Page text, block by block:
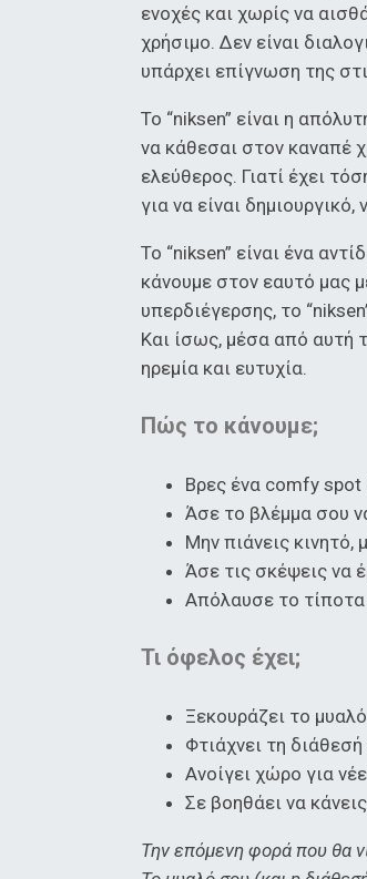
ενοχές και χωρίς να
χρήσιμο. Δεν είναι
υπάρχει επίγνωση της
Το “niksen” είναι η
να κάθεσαι στον καναπέ
ελεύθερος. Γιατί έχει
για να είναι
Το “niksen” είναι ένα
κάνουμε στον εαυτό μας
υπερδιέγερσης, το
Και ίσως, μέσα από αυτή
ηρεμία και ευτυχία.
Πώς το κάνουμε;
Βρες ένα comfy spot
Άσε το βλέμμα σου
Μην πιάνεις κινητό,
Άσε τις σκέψεις να
Απόλαυσε το τίποτα
Τι όφελος έχει;
Ξεκουράζει το
Φτιάχνει τη
Ανοίγει χώρο για
Σε βοηθάει να
Την επόμενη φορά που θα